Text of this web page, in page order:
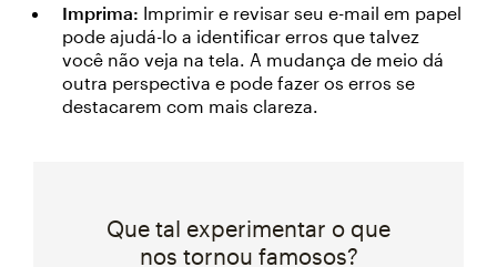
Imprima: Imprimir e revisar seu e-mail em papel
pode ajudá-lo a identificar erros que talvez
você não veja na tela. A mudança de meio dá
outra perspectiva e pode fazer os erros se
destacarem com mais clareza.
Que tal experimentar o que
nos tornou famosos?